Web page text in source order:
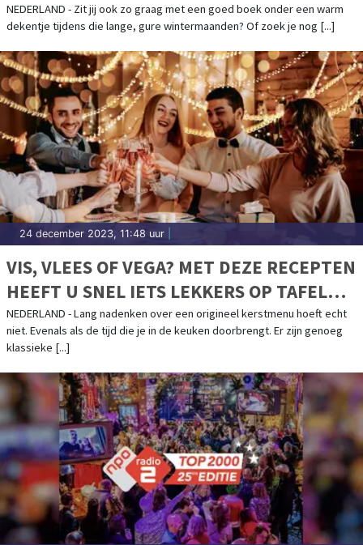
NEDERLAND - Zit jij ook zo graag met een goed boek onder een warm
dekentje tijdens die lange, gure wintermaanden? Of zoek je nog [...]
24 december 2023, 11:48 uur
VIS, VLEES OF VEGA? MET DEZE RECEPTEN
HEEFT U SNEL IETS LEKKERS OP TAFEL
MET KERST
NEDERLAND - Lang nadenken over een origineel kerstmenu hoeft echt
niet. Evenals als de tijd die je in de keuken doorbrengt. Er zijn genoeg
klassieke [...]